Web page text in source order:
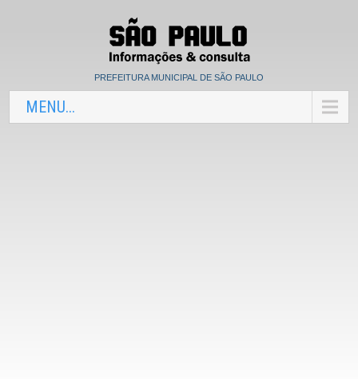
PREFEITURA MUNICIPAL DE SÃO PAULO
MENU...